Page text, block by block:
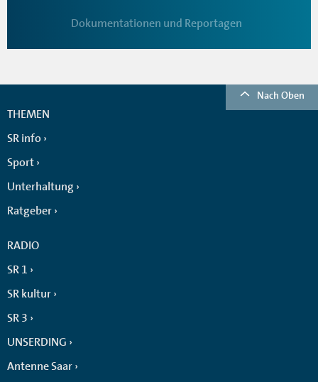
Dokumentationen und Reportagen
Nach Oben
THEMEN
SR info
Sport
Unterhaltung
Ratgeber
RADIO
SR 1
SR kultur
SR 3
UNSERDING
Antenne Saar